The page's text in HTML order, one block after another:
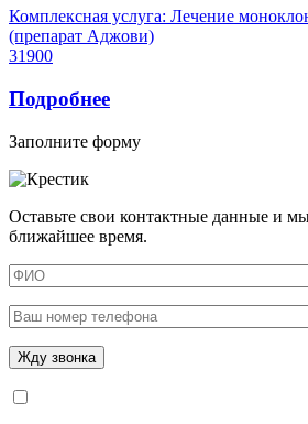
Комплексная услуга: Лечение
(препарат Аджови)
31900
Подробнее
Заполните форму
Оставьте свои контактные данные и
ближайшее время.